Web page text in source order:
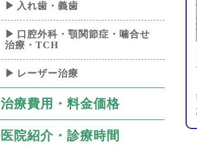
入れ歯・義歯
口腔外科・顎関節症・噛合せ
治療・TCH
レーザー治療
治療費用・料金価格
医院紹介・診療時間